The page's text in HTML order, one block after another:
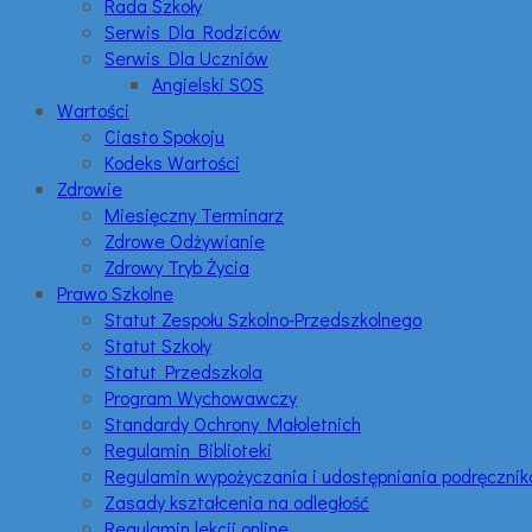
Rada Szkoły
Serwis Dla Rodziców
Serwis Dla Uczniów
Angielski SOS
Wartości
Ciasto Spokoju
Kodeks Wartości
Zdrowie
Miesięczny Terminarz
Zdrowe Odżywianie
Zdrowy Tryb Życia
Prawo Szkolne
Statut Zespołu Szkolno-Przedszkolnego
Statut Szkoły
Statut Przedszkola
Program Wychowawczy
Standardy Ochrony Małoletnich
Regulamin Biblioteki
Regulamin wypożyczania i udostępniania
Zasady kształcenia na odległość